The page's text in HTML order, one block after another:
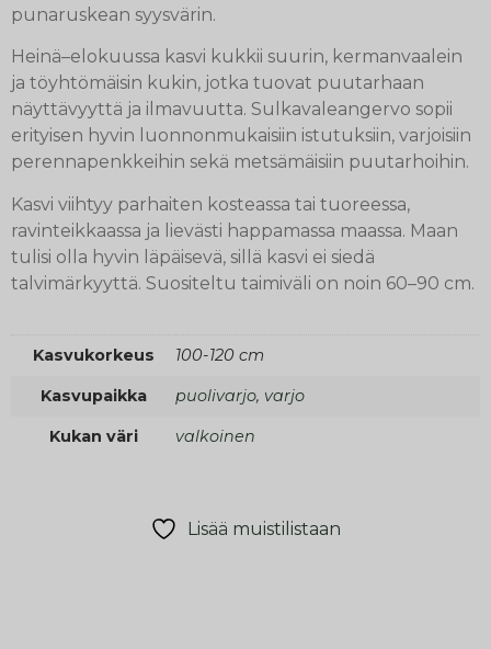
punaruskean syysvärin.
Heinä–elokuussa kasvi kukkii suurin, kermanvaalein
ja töyhtömäisin kukin, jotka tuovat puutarhaan
näyttävyyttä ja ilmavuutta. Sulkavaleangervo sopii
erityisen hyvin luonnonmukaisiin istutuksiin, varjoisiin
perennapenkkeihin sekä metsämäisiin puutarhoihin.
Kasvi viihtyy parhaiten kosteassa tai tuoreessa,
ravinteikkaassa ja lievästi happamassa maassa. Maan
tulisi olla hyvin läpäisevä, sillä kasvi ei siedä
talvimärkyyttä. Suositeltu taimiväli on noin 60–90 cm.
Kasvukorkeus 100-120 cm
Kasvupaikka puolivarjo, varjo
Kukan väri valkoinen
Lisää muistilistaan